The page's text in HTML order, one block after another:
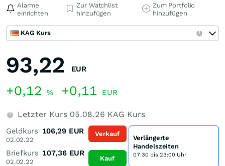
Alarme
einrichten
Zur Watchlist
hinzufügen
Zum Portfolio
hinzufügen
KAG Kurs
93,22 EUR
+0,12 % +0,11 EUR
Letzter Kurs 05.08.26 KAG Kurs
Geldkurs
02.02.22
106,29 EUR
Briefkurs
02.02.22
107,36 EUR
Verkauf
Kauf
Verlängerte
Handelszeiten
07:30 bis 23:00 Uhr